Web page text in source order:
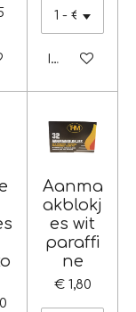
In
Aanma
akblokj
es wit
paraffi
ne
€ 1,80